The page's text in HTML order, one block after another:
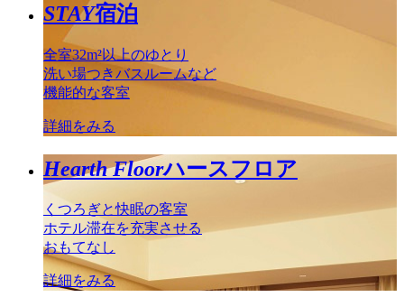
STAY宿泊
全室32m²以上のゆとり
洗い場つきバスルームなど
機能的な客室
詳細をみる
Hearth Floorハースフロア
くつろぎと快眠の客室
ホテル滞在を充実させる
おもてなし
詳細をみる